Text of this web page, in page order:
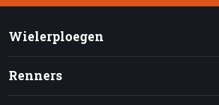
Wielerploegen
Renners